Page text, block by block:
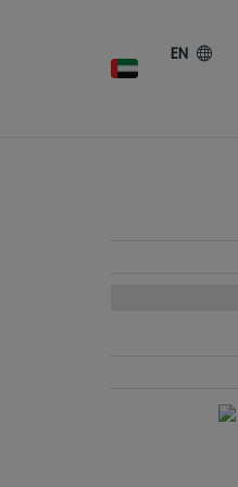
EN
استخدام موقعنا على جهاز الكمبيوتر